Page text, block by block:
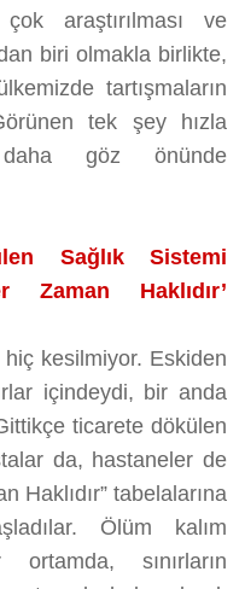
araştırılması ve
biri olmakla birlikte,
tartışmaların
tek şey hızla
göz önünde
Sağlık Sistemi
Zaman Haklıdır’
hiç kesilmiyor. Eskiden
içindeydi, bir anda
ticarete dökülen
da, hastaneler de
Haklıdır” tabelalarına
Ölüm kalım
sınırların